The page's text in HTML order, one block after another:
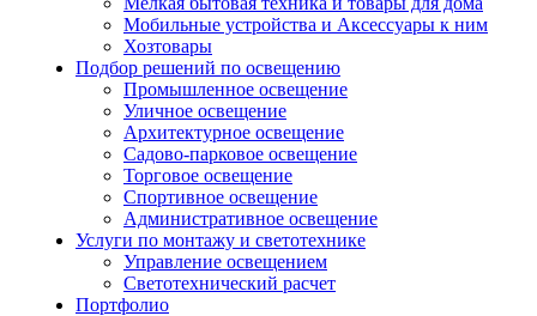
Мобильные устройства и Аксессуары к ним
Хозтовары
Подбор решений по освещению
Промышленное освещение
Уличное освещение
Архитектурное освещение
Садово-парковое освещение
Торговое освещение
Спортивное освещение
Административное освещение
Услуги по монтажу и светотехнике
Управление освещением
Светотехнический расчет
Портфолио